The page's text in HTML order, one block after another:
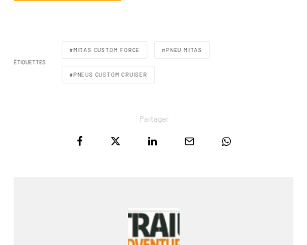
ÉTIQUETTES
MITAS CUSTOM FORCE PNEU MITAS
PNEUS CUSTOM CRUISER
Partager